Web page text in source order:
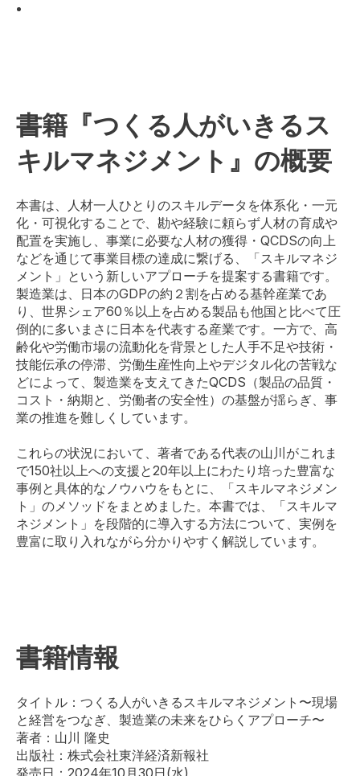
書籍『つくる人がいきるス
キルマネジメント』の概要
本書は、人材一人ひとりのスキルデータを体系化・一元
化・可視化することで、勘や経験に頼らず人材の育成や
配置を実施し、事業に必要な人材の獲得・QCDSの向上
などを通じて事業目標の達成に繋げる、「スキルマネジ
メント」という新しいアプローチを提案する書籍です。
製造業は、日本のGDPの約２割を占める基幹産業であ
り、世界シェア60％以上を占める製品も他国と比べて圧
倒的に多いまさに日本を代表する産業です。一方で、高
齢化や労働市場の流動化を背景とした人手不足や技術・
技能伝承の停滞、労働生産性向上やデジタル化の苦戦な
どによって、製造業を支えてきたQCDS（製品の品質・
コスト・納期と、労働者の安全性）の基盤が揺らぎ、事
業の推進を難しくしています。
これらの状況において、著者である代表の山川がこれま
で150社以上への支援と20年以上にわたり培った豊富な
事例と具体的なノウハウをもとに、「スキルマネジメン
ト」のメソッドをまとめました。本書では、「スキルマ
ネジメント」を段階的に導入する方法について、実例を
豊富に取り入れながら分かりやすく解説しています。
書籍情報
タイトル：つくる人がいきるスキルマネジメント〜現場
と経営をつなぎ、製造業の未来をひらくアプローチ〜
著者：山川 隆史
出版社：株式会社東洋経済新報社